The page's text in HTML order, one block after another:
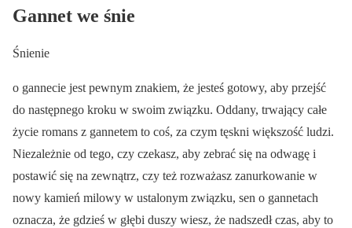
Gannet we śnie
Śnienie
o gannecie jest pewnym znakiem, że jesteś gotowy, aby przejść
do następnego kroku w swoim związku. Oddany, trwający całe
życie romans z gannetem to coś, za czym tęskni większość ludzi.
Niezależnie od tego, czy czekasz, aby zebrać się na odwagę i
postawić się na zewnątrz, czy też rozważasz zanurkowanie w
nowy kamień milowy w ustalonym związku, sen o gannetach
oznacza, że gdzieś w głębi duszy wiesz, że nadszedł czas, aby to